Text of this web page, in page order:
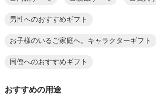
男性へのおすすめギフト
お子様のいるご家庭へ。キャラクターギフト
同僚へのおすすめギフト
おすすめの用途